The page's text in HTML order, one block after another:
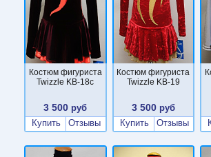
Костюм фигуриста
Twizzle KB-18c
3 500 руб
Купить
Отзывы
Костюм фигуриста
Twizzle KB-19
3 500 руб
Купить
Отзывы